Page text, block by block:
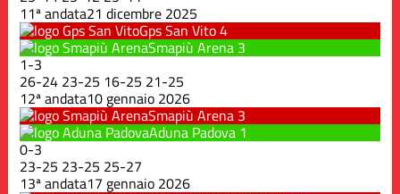
11ª andata21 dicembre 2025
Gps San Vito4
Smapiù Arena 3
1-3
26-24 23-25 16-25 21-25
12ª andata10 gennaio 2026
Smapiù Arena 3
Aduna Padova 1
0-3
23-25 23-25 25-27
13ª andata17 gennaio 2026